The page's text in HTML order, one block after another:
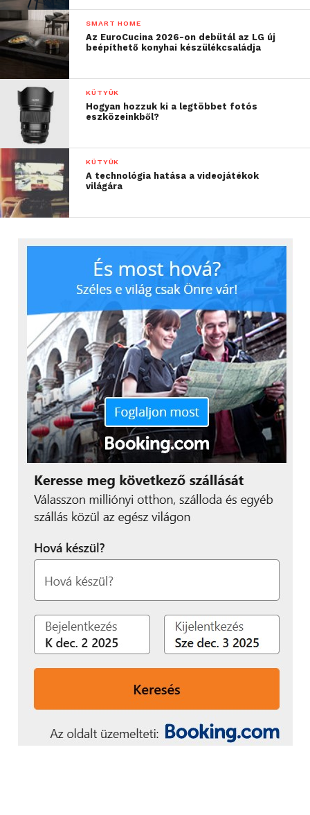
SMART HOME
Az EuroCucina 2026-on debütál az LG új
beépíthető konyhai készülékcsaládja
KÜTYÜK
Hogyan hozzuk ki a legtöbbet fotós
eszközeinkből?
KÜTYÜK
A technológia hatása a videojátékok
világára